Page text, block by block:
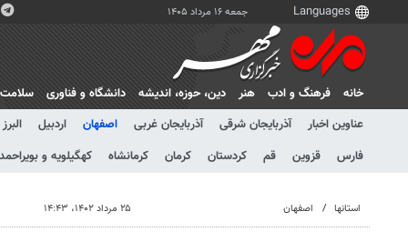
جمعه ۱۶ مرداد ۱۴۰۵
خانه فرهنگ و ادب هنر دين، حوزه، انديشه دانشگاه و فناوری سلامت
عناوین اخبار
آذربایجان شرقی آذربایجان غربی اصفهان اردبیل البرز
فارس
قزوین قم کردستان کرمان کرمانشاه کهگیلویه و بویراحمد
استانها اصفهان ۲۵ مرداد ۱۴۰۲، ۱۴:۴۳